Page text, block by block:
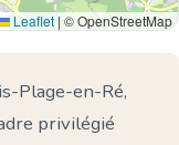
Leaflet | © OpenStreetMap
Plage-en-Ré,
privilégié